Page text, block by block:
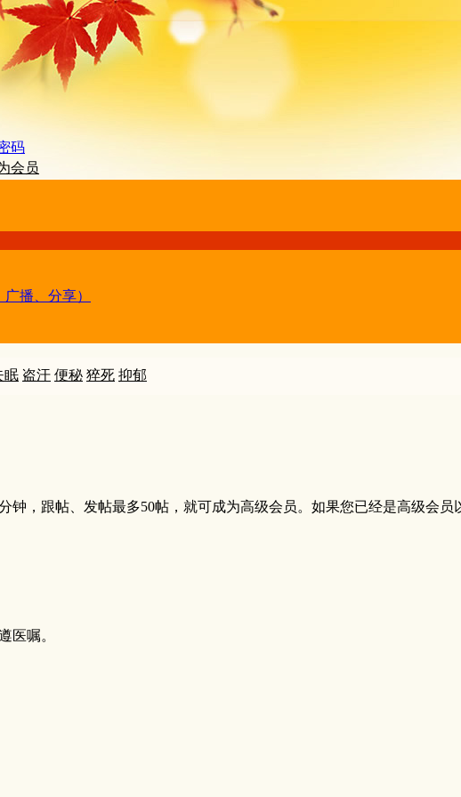
码
会员
播、分享）
眠 盗汗 便秘 猝死 抑郁
钟，跟帖、发帖最多50帖，就可成为高级会员。如果您已经是高级会员
医嘱。